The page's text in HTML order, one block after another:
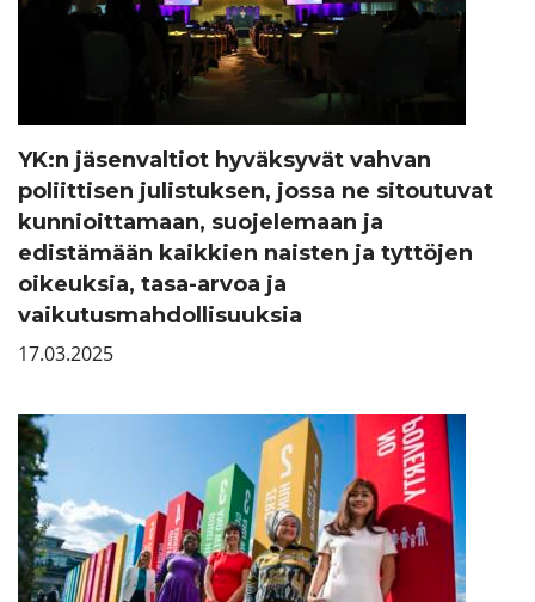
YK:n jäsenvaltiot hyväksyvät vahvan
poliittisen julistuksen, jossa ne sitoutuvat
kunnioittamaan, suojelemaan ja
edistämään kaikkien naisten ja tyttöjen
oikeuksia, tasa-arvoa ja
vaikutusmahdollisuuksia
17.03.2025